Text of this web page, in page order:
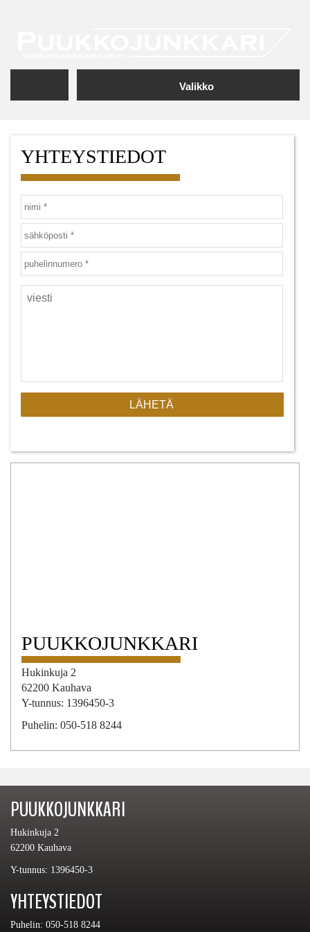
Valikko
YHTEYSTIEDOT
PUUKKOJUNKKARI
Hukinkuja 2
62200 Kauhava
Y-tunnus: 1396450-3
Puhelin: 050-518 8244
PUUKKOJUNKKARI
Hukinkuja 2
62200 Kauhava
Y-tunnus: 1396450-3
YHTEYSTIEDOT
Puhelin: 050-518 8244